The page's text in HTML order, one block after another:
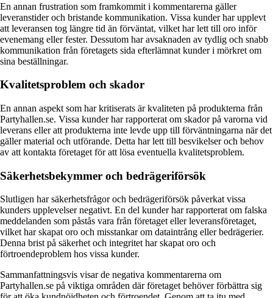
En annan frustration som framkommit i kommentarerna gäller
leveranstider och bristande kommunikation. Vissa kunder har upplevt
att leveransen tog längre tid än förväntat, vilket har lett till oro inför
evenemang eller fester. Dessutom har avsaknaden av tydlig och snabb
kommunikation från företagets sida efterlämnat kunder i mörkret om
sina beställningar.
Kvalitetsproblem och skador
En annan aspekt som har kritiserats är kvaliteten på produkterna från
Partyhallen.se. Vissa kunder har rapporterat om skador på varorna vid
leverans eller att produkterna inte levde upp till förväntningarna när det
gäller material och utförande. Detta har lett till besvikelser och behov
av att kontakta företaget för att lösa eventuella kvalitetsproblem.
Säkerhetsbekymmer och bedrägeriförsök
Slutligen har säkerhetsfrågor och bedrägeriförsök påverkat vissa
kunders upplevelser negativt. En del kunder har rapporterat om falska
meddelanden som påstås vara från företaget eller leveransföretaget,
vilket har skapat oro och misstankar om dataintrång eller bedrägerier.
Denna brist på säkerhet och integritet har skapat oro och
förtroendeproblem hos vissa kunder.
Sammanfattningsvis visar de negativa kommentarerna om
Partyhallen.se på viktiga områden där företaget behöver förbättra sig